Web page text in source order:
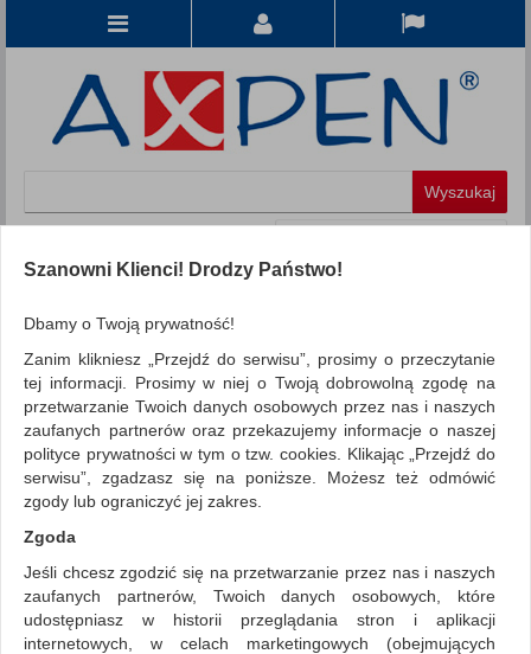
WSZYSTKIE KATEGORIE
FILTRY
Więcej
REKLAMA
AKTUALNOŚCI
Koperty i akcesoria do wysyłek Taśmy pakowe
ZNALEZIONYCH PRODUKTÓW: 21 Porównaj (0)
Szanowni Klienci! Drodzy Państwo!
Dbamy o Twoją prywatność!
Zanim klikniesz „Przejdź do serwisu”, prosimy o przeczytanie
tej informacji. Prosimy w niej o Twoją dobrowolną zgodę na
przetwarzanie Twoich danych osobowych przez nas i naszych
zaufanych partnerów oraz przekazujemy informacje o naszej
polityce prywatności w tym o tzw. cookies. Klikając „Przejdź do
serwisu”, zgadzasz się na poniższe. Możesz też odmówić
zgody lub ograniczyć jej zakres.
Zgoda
Jeśli chcesz zgodzić się na przetwarzanie przez nas i naszych
zaufanych partnerów, Twoich danych osobowych, które
udostępniasz w historii przeglądania stron i aplikacji
internetowych, w celach marketingowych (obejmujących